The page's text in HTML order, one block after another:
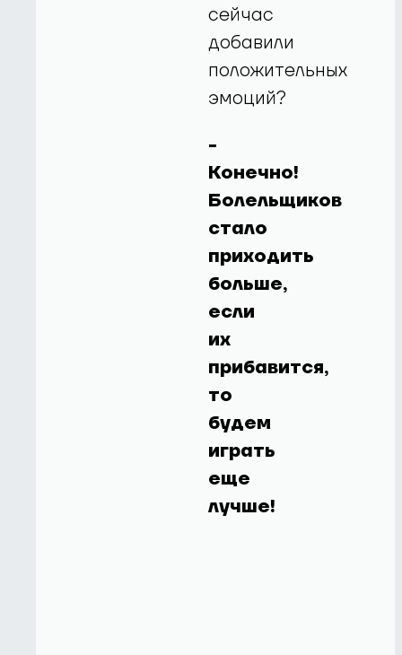
сейчас
добавили
положительных
эмоций?
-
Конечно!
Болельщиков
стало
приходить
больше,
если
их
прибавится,
то
будем
играть
еще
лучше!